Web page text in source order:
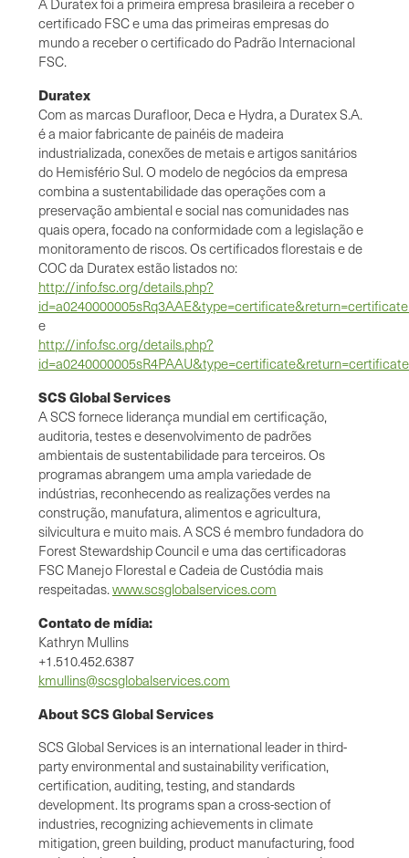
A Duratex foi a primeira empresa brasileira a receber o
certificado FSC e uma das primeiras empresas do
mundo a receber o certificado do Padrão Internacional
FSC.
Duratex
Com as marcas Durafloor, Deca e Hydra, a Duratex S.A.
é a maior fabricante de painéis de madeira
industrializada, conexões de metais e artigos sanitários
do Hemisfério Sul. O modelo de negócios da empresa
combina a sustentabilidade das operações com a
preservação ambiental e social nas comunidades nas
quais opera, focado na conformidade com a legislação e
monitoramento de riscos. Os certificados florestais e de
COC da Duratex estão listados no:
http://info.fsc.org/details.php?
e
http://info.fsc.org/details.php?
SCS Global Services
A SCS fornece liderança mundial em certificação,
auditoria, testes e desenvolvimento de padrões
ambientais de sustentabilidade para terceiros. Os
programas abrangem uma ampla variedade de
indústrias, reconhecendo as realizações verdes na
construção, manufatura, alimentos e agricultura,
silvicultura e muito mais. A SCS é membro fundadora do
Forest Stewardship Council e uma das certificadoras
FSC Manejo Florestal e Cadeia de Custódia mais
respeitadas.www.scsglobalservices.com
Contato de mídia:
Kathryn Mullins
+1.510.452.6387
kmullins@scsglobalservices.com
About SCS Global Services
SCS Global Services is an international leader in third-
party environmental and sustainability verification,
certification, auditing, testing, and standards
development. Its programs span a cross-section of
industries, recognizing achievements in climate
mitigation, green building, product manufacturing, food